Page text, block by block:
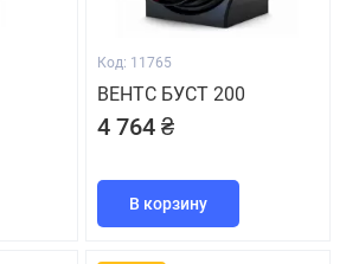
Код: 11765
ВЕНТС БУСТ 200
4 764 ₴
В корзину